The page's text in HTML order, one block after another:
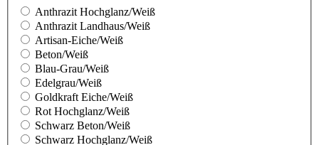
Anthrazit Hochglanz/Weiß
Anthrazit Landhaus/Weiß
Artisan-Eiche/Weiß
Beton/Weiß
Blau-Grau/Weiß
Edelgrau/Weiß
Goldkraft Eiche/Weiß
Rot Hochglanz/Weiß
Schwarz Beton/Weiß
Schwarz Hochglanz/Weiß